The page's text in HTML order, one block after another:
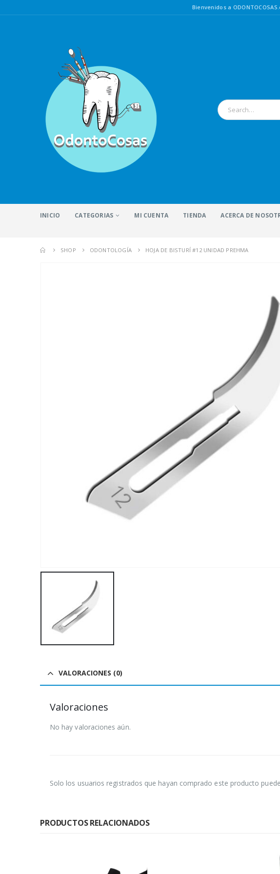
Bienvenidos a
INICIO CATEGORIAS MI CUENTA TIENDA ACERCA DE
SHOP ODONTOLOGÍA HOJA DE BISTURÍ #12 UNIDAD PREHMA
VALORACIONES (0)
Valoraciones
No hay valoraciones aún.
Solo los usuarios registrados que hayan comprado este producto
PRODUCTOS RELACIONADOS